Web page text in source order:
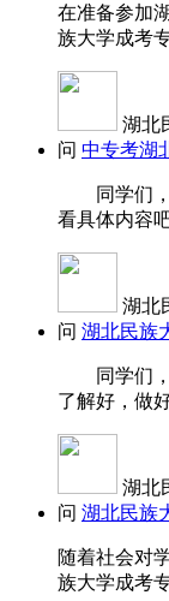
在准备参加
族大学成考
湖北
问 中专考湖
同学们，
看具体内容
湖北
问 湖北民族
同学们，
了解好，做
湖北
问 湖北民族
随着社会对
族大学成考